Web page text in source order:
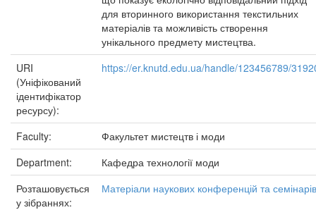
для вторинного використання текстильних
матеріалів та можливість створення
унікального предмету мистецтва.
URI
(Уніфікований
ідентифікатор
ресурсу):
https://er.knutd.edu.ua/handle/123456789/
Faculty:
Факультет мистецтв і моди
Department:
Кафедра технології моди
Розташовується
у зібраннях:
Матеріали наукових конференцій та семінарів